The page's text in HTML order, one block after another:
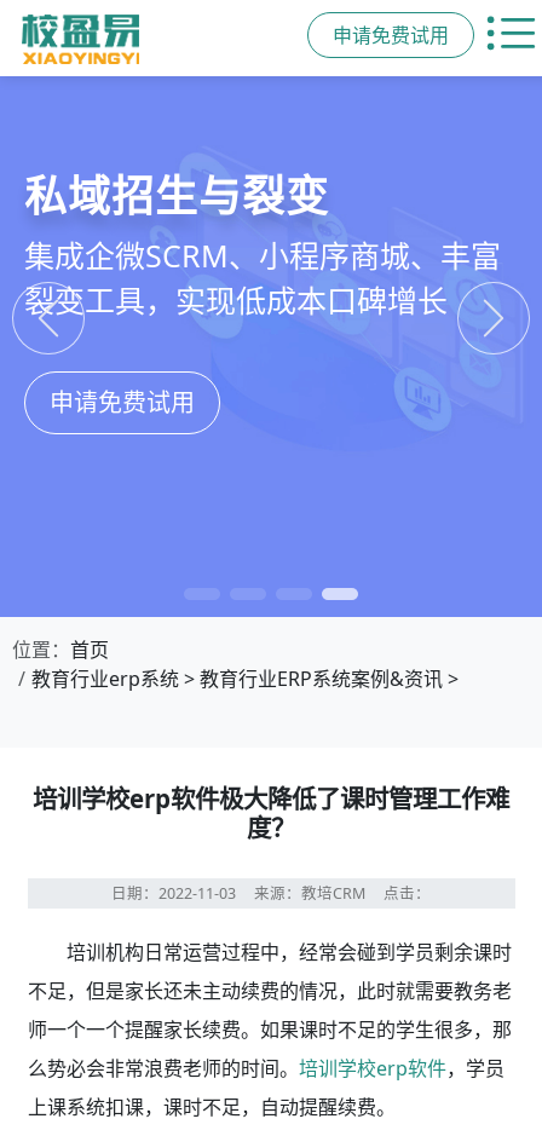
申请免费试用
教培行业CRM
以学员为中心，打通从引流、转化、
教学到复购转介绍的全生命周期增长
引擎
申请免费试用
智能销售漏斗
线索自动分配、标准化跟单、试听转
化分析，打造高绩效招生团队
申请免费试用
精细化客户运营
360°学员画像、自动化服务流程、智
能续费预警，深度挖掘学员长期价值
申请免费试用
私域招生与裂变
集成企微SCRM、小程序商城、丰富
裂变工具，实现低成本口碑增长
申请免费试用
位置： 首页
教育行业erp系统>教育行业ERP系统案例&资讯>
培训学校erp软件极大降低了课时管理工作难
度？
日期：2022-11-03 来源：教培CRM 点击：
培训机构日常运营过程中，经常会碰到学员剩余课时
不足，但是家长还未主动续费的情况，此时就需要教务老
师一个一个提醒家长续费。如果课时不足的学生很多，那
么势必会非常浪费老师的时间。 培训学校erp软件，学员
上课系统扣课，课时不足，自动提醒续费。